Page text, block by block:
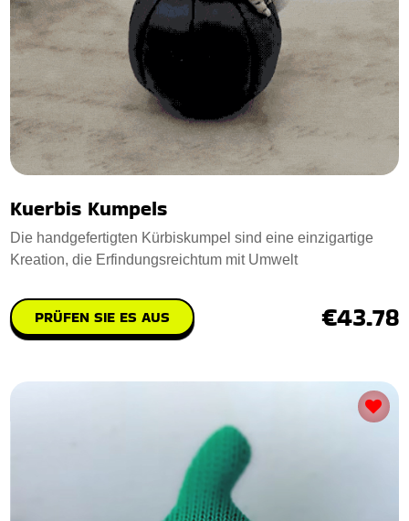
Kuerbis Kumpels
Die handgefertigten Kürbiskumpel sind eine einzigartige
Kreation, die Erfindungsreichtum mit Umwelt
PRÜFEN SIE ES AUS €43.78